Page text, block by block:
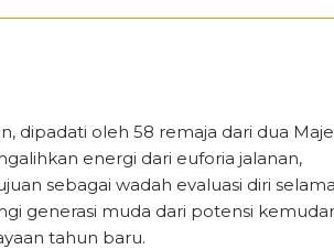
dipadati oleh 58 remaja dari dua
energi dari euforia jalanan,
sebagai wadah evaluasi diri selama
generasi muda dari potensi
tahun baru.